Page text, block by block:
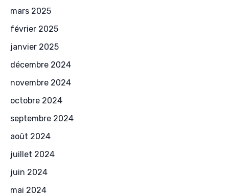
mars 2025
février 2025
janvier 2025
décembre 2024
novembre 2024
octobre 2024
septembre 2024
août 2024
juillet 2024
juin 2024
mai 2024